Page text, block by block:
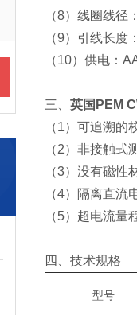
（8）线圈线径
（9）引线长度
（10）供电：
三、英国PEM
（1）可追溯的
（2）非接触式
（3）没有磁
（4）隔离直
（5）超电流量
四、技术规格
型号